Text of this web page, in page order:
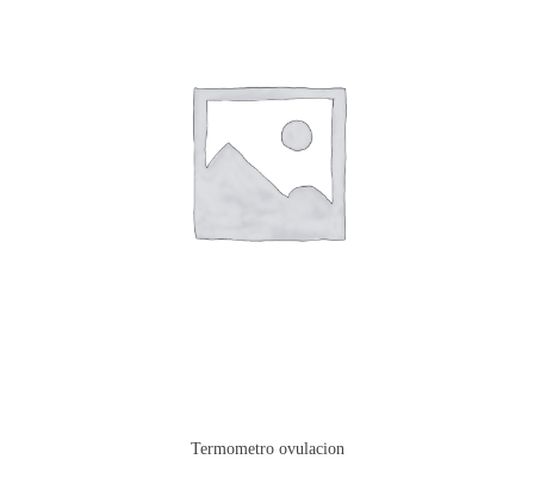
Termometro ovulacion